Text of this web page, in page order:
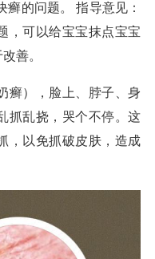
的问题。 指导意见：
，可以给宝宝抹点宝宝
善。
癣），脸上、脖子、身
抓乱挠，哭个不停。这
，以免抓破皮肤，造成